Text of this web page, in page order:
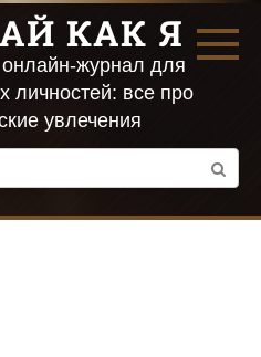
КАК Я
журнал для
личностей: все про
увлечения